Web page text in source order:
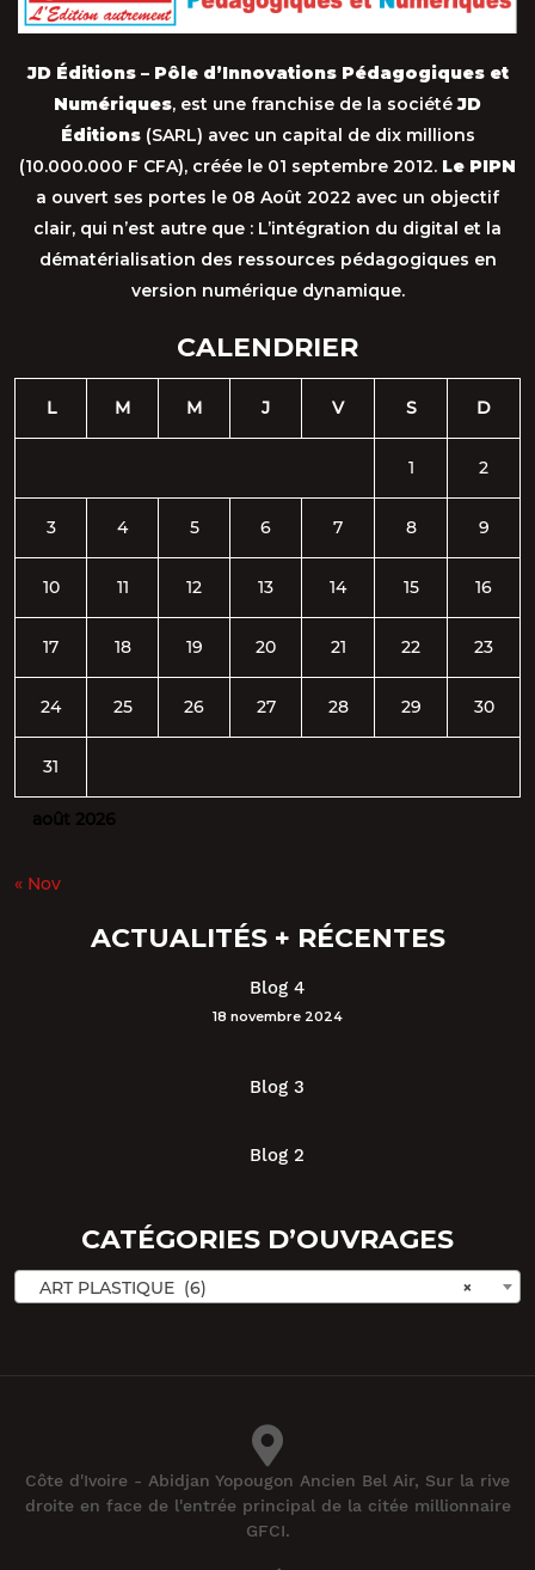
JD Éditions – Pôle d’Innovations Pédagogiques et
Numériques, est une franchise de la sociétéJD
Éditions(SARL) avec un capital de dix millions
(10.000.000 F CFA), créée le 01 septembre 2012. Le PIPN
a ouvert ses portes le 08 Août 2022 avec un objectif
clair, qui n’est autre que : L’intégration du digital et la
dématérialisation des ressources pédagogiques en
version numérique dynamique.
CALENDRIER
août 2026
L M M J V S D
1 2
3 4 5 6 7 8 9
10 11 12 13 14 15 16
17 18 19 20 21 22 23
24 25 26 27 28 29 30
31
« Nov
ACTUALITÉS + RÉCENTES
Blog 4
18 novembre 2024
Blog 3
Blog 2
CATÉGORIES D’OUVRAGES
×
ART PLASTIQUE (6)
Côte d'Ivoire - Abidjan Yopougon Ancien Bel Air, Sur la rive
droite en face de l'entrée principal de la citée millionnaire
GFCI.